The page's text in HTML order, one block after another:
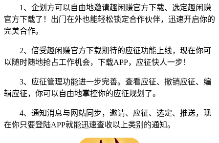
1、企划方可以自由地邀请趣闲赚官方下载、选定趣闲赚
官方下载了！出门在外也能轻松锁定合作伙伴，迅速开启你的
完美合作。
2、倍受趣闲赚官方下载期待的应征功能上线，现在你可
以随时随地抢占工作机会，下载APP，应征快人一步！
3、应征管理功能进一步完善。查看应征、撤销应征、编
辑应征，你可以自由地掌控你的应征规划了。
4、通知消息与网站同步，邀请、应征、选定、推送，现
在你只要登陆APP就能迅速查收以上类别的通知。